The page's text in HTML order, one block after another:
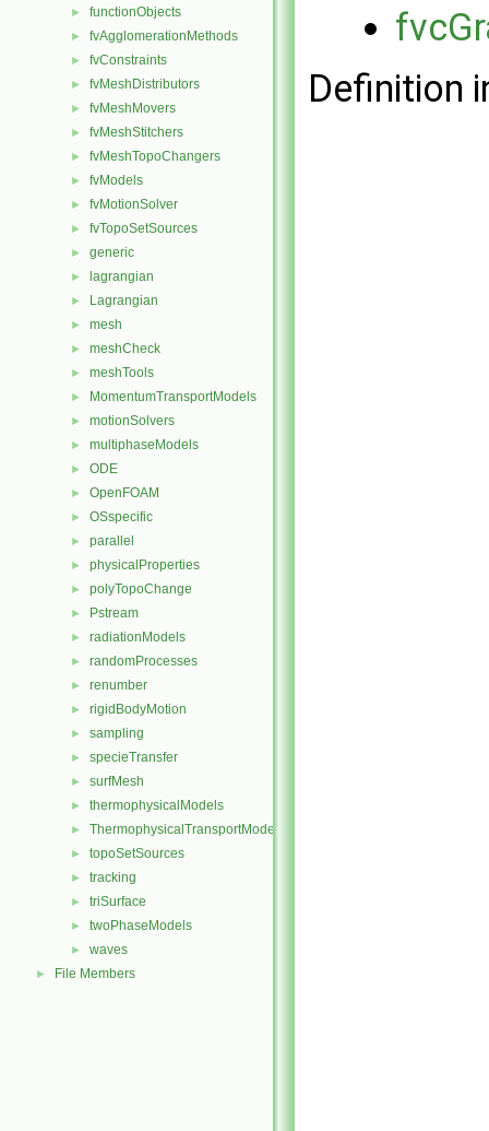
► functionObjects
► fvAgglomerationMethods
► fvConstraints
► fvMeshDistributors
► fvMeshMovers
► fvMeshStitchers
► fvMeshTopoChangers
► fvModels
► fvMotionSolver
► fvTopoSetSources
► generic
► lagrangian
► Lagrangian
► mesh
► meshCheck
► meshTools
► MomentumTransportModels
► motionSolvers
► multiphaseModels
► ODE
► OpenFOAM
► OSspecific
► parallel
► physicalProperties
► polyTopoChange
► Pstream
► radiationModels
► randomProcesses
► renumber
► rigidBodyMotion
► sampling
► specieTransfer
► surfMesh
► thermophysicalModels
► ThermophysicalTransportModels
► topoSetSources
► tracking
► triSurface
► twoPhaseModels
► waves
► File Members
Definition